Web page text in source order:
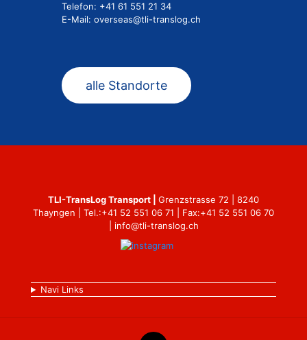
Telefon: +41 61 551 21 34
E-Mail: overseas@tli-translog.ch
alle Standorte
TLI-TransLog Transport | Grenzstrasse 72 | 8240
Thayngen | Tel.:+41 52 551 06 71 | Fax:+41 52 551 06 70
info@tli-translog.ch
Navi Links